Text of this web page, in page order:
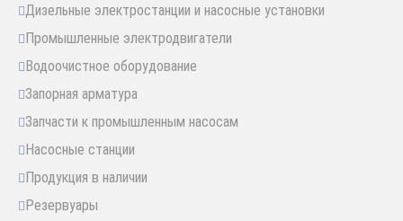
Дизельные электростанции и насосные установки
Промышленные электродвигатели
Водоочистное оборудование
Запорная арматура
Запчасти к промышленным насосам
Насосные станции
Продукция в наличии
Резервуары